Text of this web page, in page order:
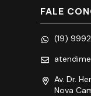
FALE
(19)
Av. Dr.
Nova